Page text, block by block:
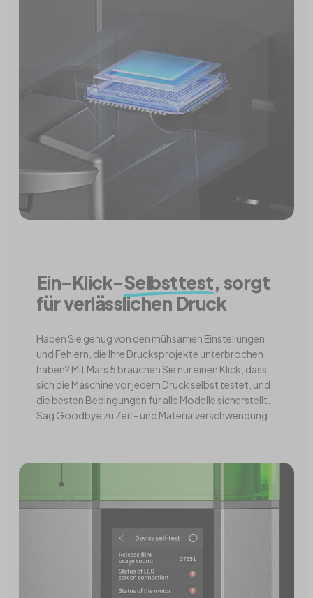
Ein-Klick-Selbsttest, sorgt
für verlässlichen Druck
Haben Sie genug von den mühsamen Einstellungen
und Fehlern, die Ihre Drucksprojekte unterbrochen
haben? Mit Mars 5 brauchen Sie nur einen Klick, dass
sich die Maschine vor jedem Druck selbst testet, und
die besten Bedingungen für alle Modelle sicherstellt.
Sag Goodbye zu Zeit- und Materialverschwendung.